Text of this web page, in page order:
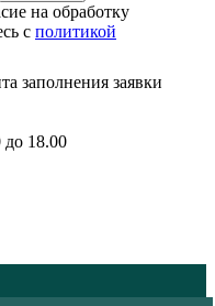
на обработку
с политикой
заполнения заявки
до 18.00